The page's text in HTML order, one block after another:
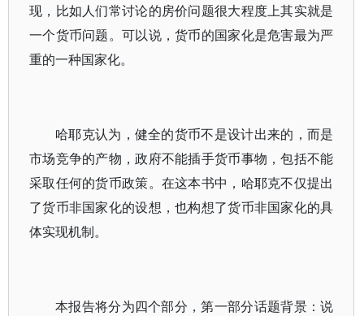
现，比如人们常讨论的房价问题很大程度上其实就是
一个货币问题。可以说，货币的国家化是危害最为严
重的一种国家化。
哈耶克认为，健全的货币不是设计出来的，而是
市场竞争的产物，政府不能插手货币事物，包括不能
采取任何的货币政策。在这本书中，哈耶克不仅提出
了货币非国家化的设想，也构想了货币非国家化的具
体实现机制。
本报告将分为四个部分，第一部分话题背景：说